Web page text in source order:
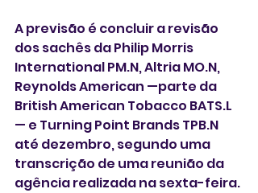
A previsão é concluir a revisão
dos sachês da Philip Morris
International PM.N, Altria MO.N,
Reynolds American —parte da
British American Tobacco BATS.L
— e Turning Point Brands TPB.N
até dezembro, segundo uma
transcrição de uma reunião da
agência realizada na sexta-feira.